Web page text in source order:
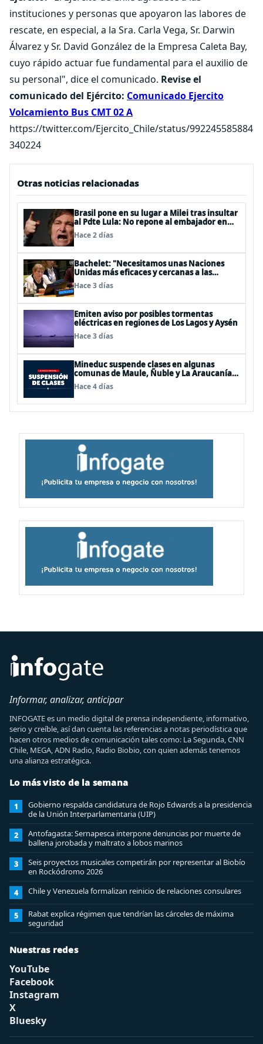
instituciones y personas que apoyaron las labores de
rescate, en especial, a la Sra. Carla Vega, Sr. Darwin
Álvarez y Sr. David González de la Empresa Caleta Bay,
cuyo rápido actuar fue fundamental para el auxilio de
su personal", dice el comunicado. Revise el
comunicado del Ejército: Comunicado Ejercito
Volcamiento Bus CMT 02 A
https://twitter.com/Ejercito_Chile/status/992245585884
340224
Otras noticias relacionadas
Brasil pone en su lugar a Milei tras insultar
al Pdte Lula: No repone al embajador en
BBSS y rebaja la relación bilateral
Hace 2 días
Bachelet: "Necesitamos unas Naciones
Unidas más eficaces y cercanas a las
personas"
Hace 3 días
Emiten aviso por posibles tormentas
eléctricas en regiones de Los Lagos y Aysén
Hace 3 días
Mineduc suspende clases en algunas
comunas de Maule, Ñuble y La Araucanía
para este lunes
Hace 4 días
Informar, analizar, anticipar
INFOGATE es un medio digital de prensa independiente, informativo,
serio y creíble, así dan cuenta las referencias a notas periodística que
hacen otros medios de comunicación tales como: La Segunda, CNN
Chile, MEGA, ADN Radio, Radio Biobio, con quien además tenemos
una alianza estratégica.
Lo más visto de la semana
1
Gobierno respalda candidatura de Rojo Edwards a la presidencia
de la Unión Interparlamentaria (UIP)
2
Antofagasta: Sernapesca interpone denuncias por muerte de
ballena jorobada y maltrato a lobos marinos
3
Seis proyectos musicales competirán por representar al Biobío
en Rockódromo 2026
4 Chile y Venezuela formalizan reinicio de relaciones consulares
5
Rabat explica régimen que tendrían las cárceles de máxima
seguridad
Nuestras redes
YouTube
Facebook
Instagram
X
Bluesky